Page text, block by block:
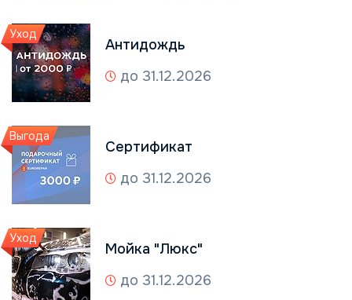
Уход
Антидождь
до 31.12.2026
Выгода
Сертификат
до 31.12.2026
Уход
Мойка "Люкс"
до 31.12.2026